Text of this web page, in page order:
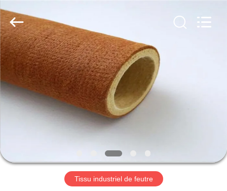
MAISON
PRODUITS
DE
NOUS
LOVER
All
Rights
Reserved.
Tissu industriel de feutre